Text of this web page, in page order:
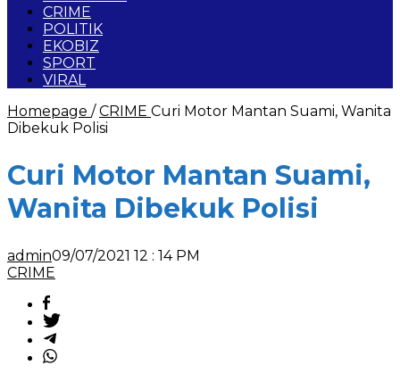
CRIME
POLITIK
EKOBIZ
SPORT
VIRAL
Homepage / CRIME Curi Motor Mantan Suami, Wanita
Dibekuk Polisi
Curi Motor Mantan Suami,
Wanita Dibekuk Polisi
admin09/07/2021 12 : 14 PM
CRIME